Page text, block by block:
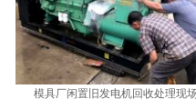
模具厂闲置旧发电机回收处理现